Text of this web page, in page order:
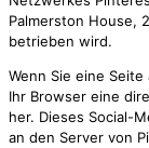
Palmerston House,
betrieben wird.
Wenn Sie eine
Ihr Browser eine
her. Dieses Social-
an den Server von